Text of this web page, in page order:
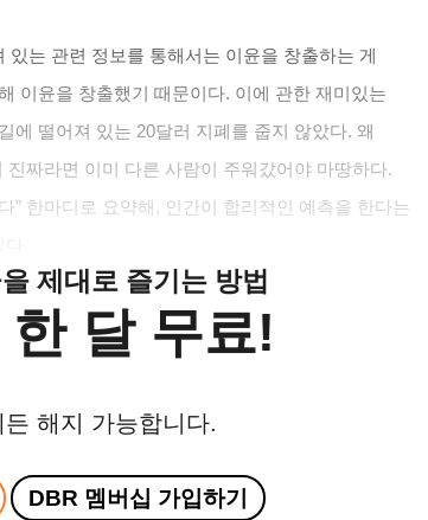
는 관련 정보를 통해서는 이윤을 창출하는 게
이윤을 창출했기 때문이다. 이에 관한 재미있는
에 떨어져 있는 20달러 지폐를 줍지 않았다. 왜
짜라면 이미 다른 사람이 주워갔어야 마땅하다.
” 한마디로 요약해, 인간이 합리적인 예측을 한다는
제대로 즐기는 방법
달 무료!
해지 가능합니다.
DBR 멤버십 가입하기